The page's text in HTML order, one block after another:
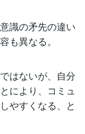
識の矛先の違い
も異なる。
はないが、自分
により、コミュ
やすくなる、と